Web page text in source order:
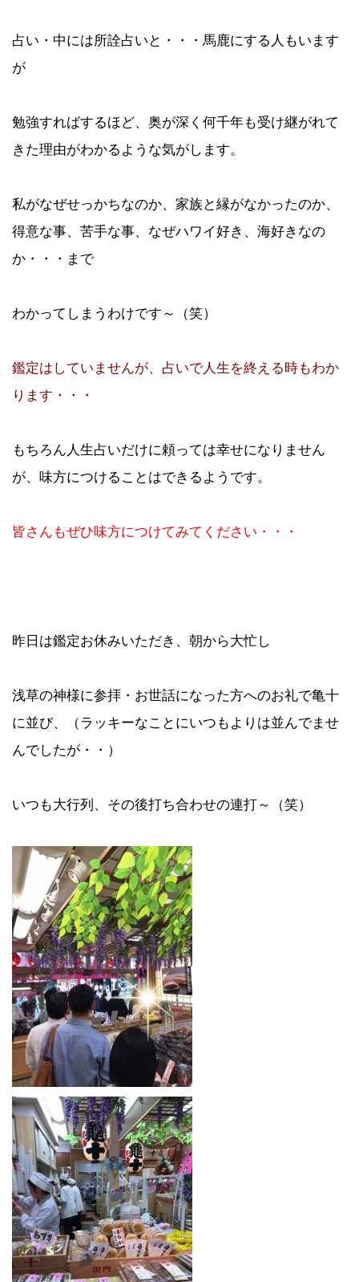
占い・中には所詮占いと・・・馬鹿にする人もいます
が
勉強すればするほど、奥が深く何千年も受け継がれて
きた理由がわかるような気がします。
私がなぜせっかちなのか、家族と縁がなかったのか、
得意な事、苦手な事、なぜハワイ好き、海好きなの
か・・・まで
わかってしまうわけです～（笑）
鑑定はしていませんが、占いで人生を終える時もわか
ります・・・
もちろん人生占いだけに頼っては幸せになりません
が、味方につけることはできるようです。
皆さんもぜひ味方につけてみてください・・・
昨日は鑑定お休みいただき、朝から大忙し
浅草の神様に参拝・お世話になった方へのお礼で亀十
に並び、（ラッキーなことにいつもよりは並んでませ
んでしたが・・）
いつも大行列、その後打ち合わせの連打～（笑）